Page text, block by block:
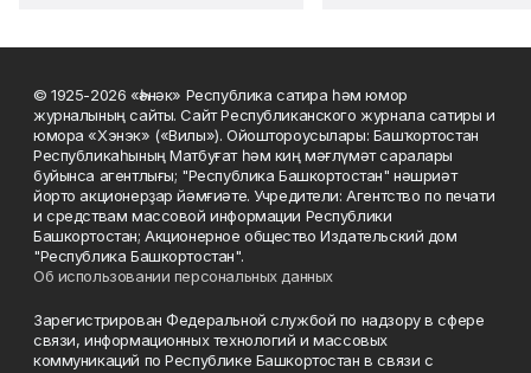
© 1925-2026 «Һәнәк» Республика сатира һәм юмор
журналының сайты. Сайт Республиканского журнала сатиры и
юмора «Хэнэк» («Вилы»). Ойоштороусылары: Башҡортостан
Республикаһының Матбуғат һәм киң мәғлүмәт саралары
буйынса агентлығы; "Республика Башкортостан" нәшриәт
йорто акционерҙар йәмғиәте. Учредители: Агентство по печати
и средствам массовой информации Республики
Башкортостан; Акционерное общество Издательский дом
"Республика Башкортостан".
Об использовании персональных данных
Зарегистрирован Федеральной службой по надзору в сфере
связи, информационных технологий и массовых
коммуникаций по Республике Башкортостан в связи с